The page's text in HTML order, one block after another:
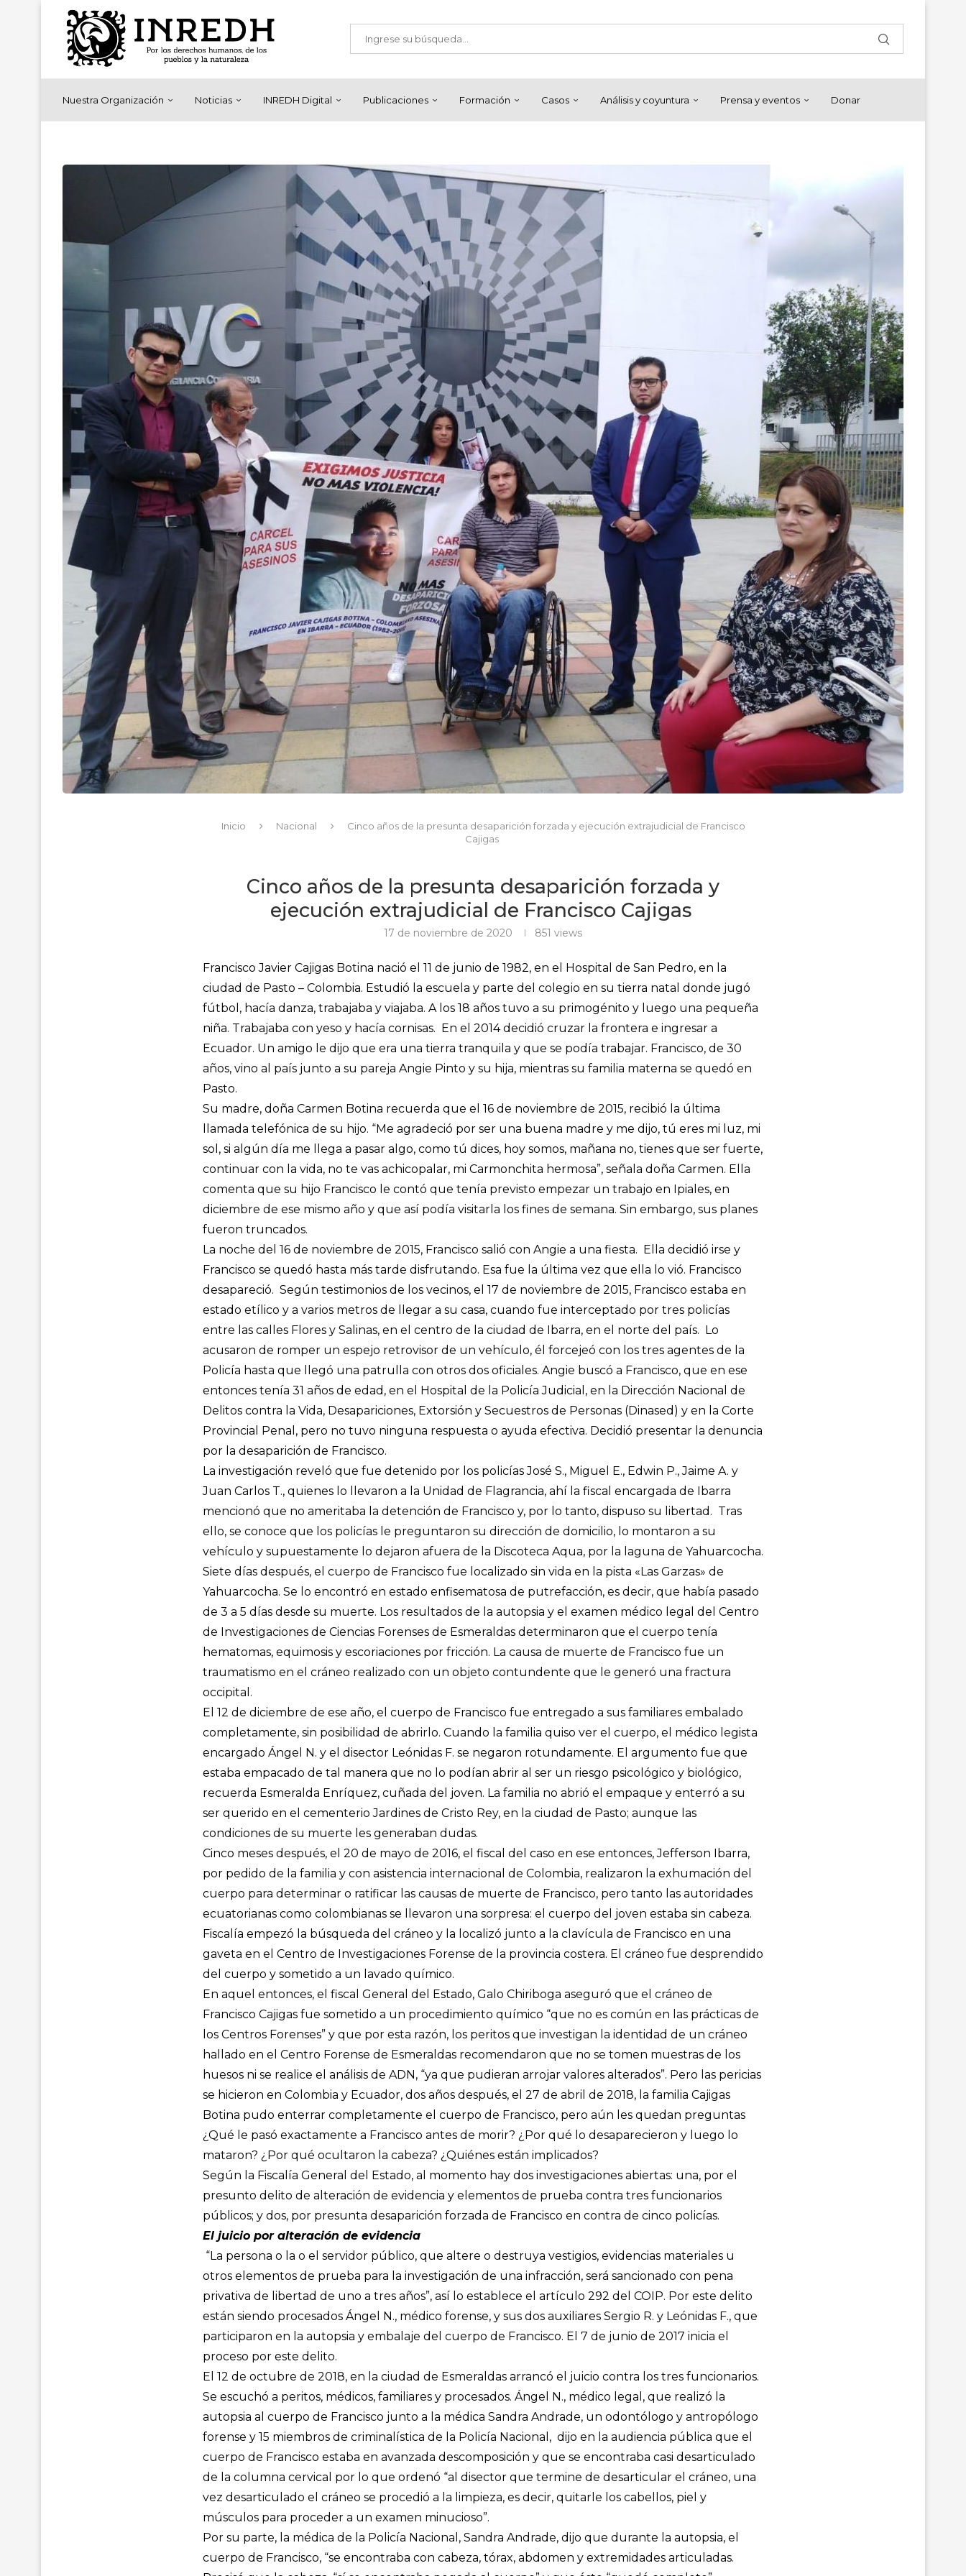
Nuestra Organización Noticias INREDH Digital Publicaciones Formación Casos Análisis y coyuntura Prensa y eventos Donar
Inicio Nacional
Cinco años de la presunta desaparición forzada y ejecución extrajudicial de Francisco
Cajigas
Cinco años de la presunta desaparición forzada y
ejecución extrajudicial de Francisco Cajigas
17 de noviembre de 2020 851 views
Francisco Javier Cajigas Botina nació el 11 de junio de 1982, en el Hospital de San Pedro, en la
ciudad de Pasto – Colombia. Estudió la escuela y parte del colegio en su tierra natal donde jugó
fútbol, hacía danza, trabajaba y viajaba. A los 18 años tuvo a su primogénito y luego una pequeña
niña. Trabajaba con yeso y hacía cornisas. En el 2014 decidió cruzar la frontera e ingresar a
Ecuador. Un amigo le dijo que era una tierra tranquila y que se podía trabajar. Francisco, de 30
años, vino al país junto a su pareja Angie Pinto y su hija, mientras su familia materna se quedó en
Pasto.
Su madre, doña Carmen Botina recuerda que el 16 de noviembre de 2015, recibió la última
llamada telefónica de su hijo. “Me agradeció por ser una buena madre y me dijo, tú eres mi luz, mi
sol, si algún día me llega a pasar algo, como tú dices, hoy somos, mañana no, tienes que ser fuerte,
continuar con la vida, no te vas achicopalar, mi Carmonchita hermosa”, señala doña Carmen. Ella
comenta que su hijo Francisco le contó que tenía previsto empezar un trabajo en Ipiales, en
diciembre de ese mismo año y que así podía visitarla los fines de semana. Sin embargo, sus planes
fueron truncados.
La noche del 16 de noviembre de 2015, Francisco salió con Angie a una fiesta. Ella decidió irse y
Francisco se quedó hasta más tarde disfrutando. Esa fue la última vez que ella lo vió. Francisco
desapareció. Según testimonios de los vecinos, el 17 de noviembre de 2015, Francisco estaba en
estado etílico y a varios metros de llegar a su casa, cuando fue interceptado por tres policías
entre las calles Flores y Salinas, en el centro de la ciudad de Ibarra, en el norte del país. Lo
acusaron de romper un espejo retrovisor de un vehículo, él forcejeó con los tres agentes de la
Policía hasta que llegó una patrulla con otros dos oficiales. Angie buscó a Francisco, que en ese
entonces tenía 31 años de edad, en el Hospital de la Policía Judicial, en la Dirección Nacional de
Delitos contra la Vida, Desapariciones, Extorsión y Secuestros de Personas (Dinased) y en la Corte
Provincial Penal, pero no tuvo ninguna respuesta o ayuda efectiva. Decidió presentar la denuncia
por la desaparición de Francisco.
La investigación reveló que fue detenido por los policías José S., Miguel E., Edwin P., Jaime A. y
Juan Carlos T., quienes lo llevaron a la Unidad de Flagrancia, ahí la fiscal encargada de Ibarra
mencionó que no ameritaba la detención de Francisco y, por lo tanto, dispuso su libertad. Tras
ello, se conoce que los policías le preguntaron su dirección de domicilio, lo montaron a su
vehículo y supuestamente lo dejaron afuera de la Discoteca Aqua, por la laguna de Yahuarcocha.
Siete días después, el cuerpo de Francisco fue localizado sin vida en la pista «Las Garzas» de
Yahuarcocha. Se lo encontró en estado enfisematosa de putrefacción, es decir, que había pasado
de 3 a 5 días desde su muerte. Los resultados de la autopsia y el examen médico legal del Centro
de Investigaciones de Ciencias Forenses de Esmeraldas determinaron que el cuerpo tenía
hematomas, equimosis y escoriaciones por fricción. La causa de muerte de Francisco fue un
traumatismo en el cráneo realizado con un objeto contundente que le generó una fractura
occipital.
El 12 de diciembre de ese año, el cuerpo de Francisco fue entregado a sus familiares embalado
completamente, sin posibilidad de abrirlo. Cuando la familia quiso ver el cuerpo, el médico legista
encargado Ángel N. y el disector Leónidas F. se negaron rotundamente. El argumento fue que
estaba empacado de tal manera que no lo podían abrir al ser un riesgo psicológico y biológico,
recuerda Esmeralda Enríquez, cuñada del joven. La familia no abrió el empaque y enterró a su
ser querido en el cementerio Jardines de Cristo Rey, en la ciudad de Pasto; aunque las
condiciones de su muerte les generaban dudas.
Cinco meses después, el 20 de mayo de 2016, el fiscal del caso en ese entonces, Jefferson Ibarra,
por pedido de la familia y con asistencia internacional de Colombia, realizaron la exhumación del
cuerpo para determinar o ratificar las causas de muerte de Francisco, pero tanto las autoridades
ecuatorianas como colombianas se llevaron una sorpresa: el cuerpo del joven estaba sin cabeza.
Fiscalía empezó la búsqueda del cráneo y la localizó junto a la clavícula de Francisco en una
gaveta en el Centro de Investigaciones Forense de la provincia costera. El cráneo fue desprendido
del cuerpo y sometido a un lavado químico.
En aquel entonces, el fiscal General del Estado, Galo Chiriboga aseguró que el cráneo de
Francisco Cajigas fue sometido a un procedimiento químico “que no es común en las prácticas de
los Centros Forenses” y que por esta razón, los peritos que investigan la identidad de un cráneo
hallado en el Centro Forense de Esmeraldas recomendaron que no se tomen muestras de los
huesos ni se realice el análisis de ADN, “ya que pudieran arrojar valores alterados”. Pero las pericias
se hicieron en Colombia y Ecuador, dos años después, el 27 de abril de 2018, la familia Cajigas
Botina pudo enterrar completamente el cuerpo de Francisco, pero aún les quedan preguntas
¿Qué le pasó exactamente a Francisco antes de morir? ¿Por qué lo desaparecieron y luego lo
mataron? ¿Por qué ocultaron la cabeza? ¿Quiénes están implicados?
Según la Fiscalía General del Estado, al momento hay dos investigaciones abiertas: una, por el
presunto delito de alteración de evidencia y elementos de prueba contra tres funcionarios
públicos; y dos, por presunta desaparición forzada de Francisco en contra de cinco policías.
El juicio por alteración de evidencia
“La persona o la o el servidor público, que altere o destruya vestigios, evidencias materiales u
otros elementos de prueba para la investigación de una infracción, será sancionado con pena
privativa de libertad de uno a tres años”, así lo establece el artículo 292 del COIP. Por este delito
están siendo procesados Ángel N., médico forense, y sus dos auxiliares Sergio R. y Leónidas F., que
participaron en la autopsia y embalaje del cuerpo de Francisco. El 7 de junio de 2017 inicia el
proceso por este delito.
El 12 de octubre de 2018, en la ciudad de Esmeraldas arrancó el juicio contra los tres funcionarios.
Se escuchó a peritos, médicos, familiares y procesados. Ángel N., médico legal, que realizó la
autopsia al cuerpo de Francisco junto a la médica Sandra Andrade, un odontólogo y antropólogo
forense y 15 miembros de criminalística de la Policía Nacional, dijo en la audiencia pública que el
cuerpo de Francisco estaba en avanzada descomposición y que se encontraba casi desarticulado
de la columna cervical por lo que ordenó “al disector que termine de desarticular el cráneo, una
vez desarticulado el cráneo se procedió a la limpieza, es decir, quitarle los cabellos, piel y
músculos para proceder a un examen minucioso”.
Por su parte, la médica de la Policía Nacional, Sandra Andrade, dijo que durante la autopsia, el
cuerpo de Francisco, “se encontraba con cabeza, tórax, abdomen y extremidades articuladas.